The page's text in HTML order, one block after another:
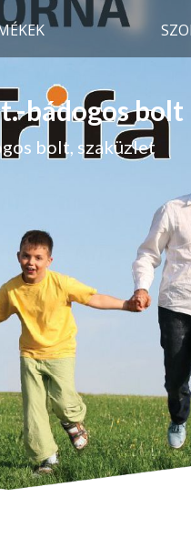
bádogos bolt
bolt, szaküzlet